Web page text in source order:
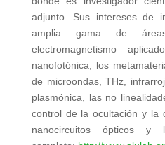
adjunto. Sus intereses de
amplia gama de
electromagnetismo
nanofotónica, los
de microondas, THz,
plasmónica, las no
control de la ocultación y la
nanocircuitos ópticos y